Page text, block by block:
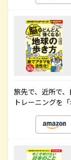
旅先で、近所で
トレーニングを